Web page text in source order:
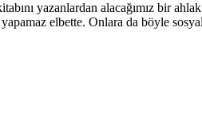
yazanlardan alacağımız bir
elbette. Onlara da böyle